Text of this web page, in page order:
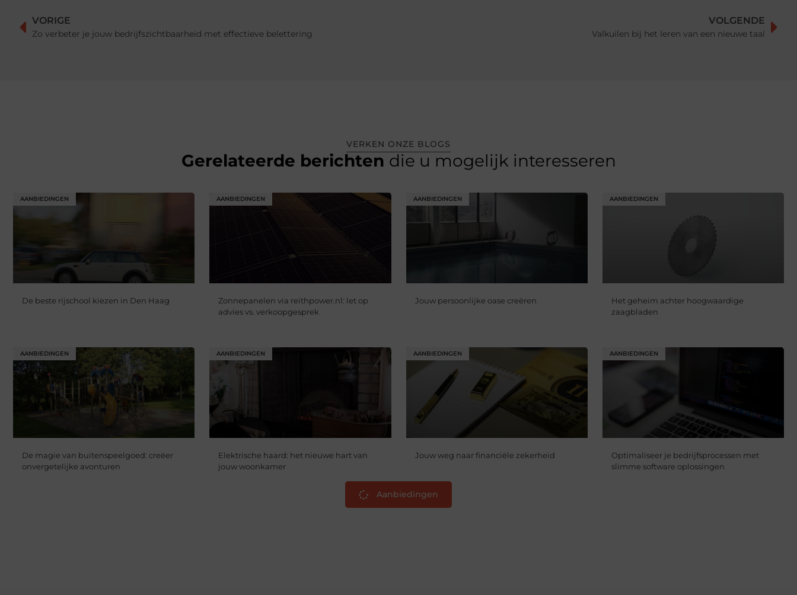
VORIGE
Zo verbeter je jouw bedrijfszichtbaarheid met effectieve belettering
VOLGENDE
Valkuilen bij het leren van een nieuwe taal
VERKEN ONZE BLOGS
Gerelateerde berichten die u mogelijk interesseren
AANBIEDINGEN
De beste rijschool kiezen in Den Haag
AANBIEDINGEN
Zonnepanelen via reithpower.nl: let op
advies vs. verkoopgesprek
AANBIEDINGEN
Jouw persoonlijke oase creëren
AANBIEDINGEN
Het geheim achter hoogwaardige
zaagbladen
AANBIEDINGEN
De magie van buitenspeelgoed: creëer
onvergetelijke avonturen
AANBIEDINGEN
Elektrische haard: het nieuwe hart van
jouw woonkamer
AANBIEDINGEN
Jouw weg naar financiële zekerheid
AANBIEDINGEN
Optimaliseer je bedrijfsprocessen met
slimme software oplossingen
Aanbiedingen